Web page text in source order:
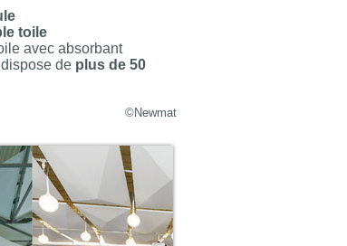
toile
avec absorbant
de plus de 50
©Newmat